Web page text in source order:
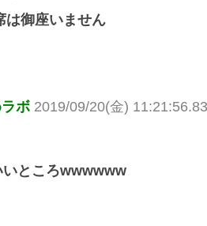
は御座いません
ボ 2019/09/20(金) 11:21:56.83
いところwwwwww